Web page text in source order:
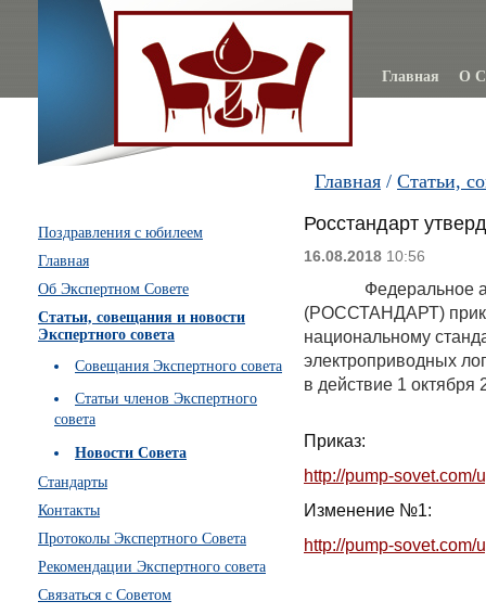
Главная О
Главная / Статьи,
Поздравления с юбилеем
Главная
Об Экспертном Совете
Статьи, совещания и новости
Экспертного совета
Совещания Экспертного совета
Статьи членов Экспертного
совета
Новости Совета
Стандарты
Контакты
Протоколы Экспертного Совета
Рекомендации Экспертного совета
Связаться с Советом
Росстандарт
16.08.2018 10:56
Федеральное
(РОССТАНДАРТ)
национальному
электроприводных
в действие 1 октября
Приказ:
http://pump-
Изменение №1:
http://pump-